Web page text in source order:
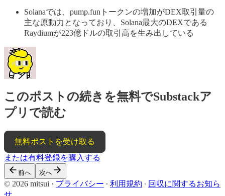
Solanaでは、pump.funトークンの増加がDEX取引量の
主な原動力となっており、Solana最大のDEXである
Raydiumが223億ドルの取引高を生み出している
このポストの続きを無料でSubstackア
プリで読む
無料ポストを受け取る
または有料登録を購入する
前へ 次へ
© 2026 mitsui · プライバシー ∙ 利用規約 ∙ 回収に関するお知ら